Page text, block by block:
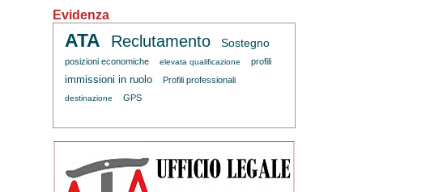
Evidenza
ATA Reclutamento Sostegno
posizioni economiche elevata qualificazione profili
immissioni in ruolo Profili professionali
destinazione GPS